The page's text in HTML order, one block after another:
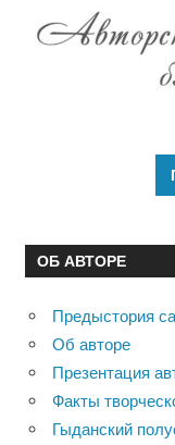
ОБ АВТОРЕ
Предыстория
Об авторе
Презентация
Факты
Гыданский